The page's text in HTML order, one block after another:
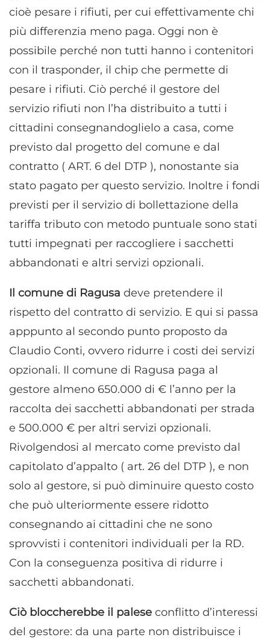
cioè pesare i rifiuti, per cui effettivamente chi
più differenzia meno paga. Oggi non è
possibile perché non tutti hanno i contenitori
con il trasponder, il chip che permette di
pesare i rifiuti. Ciò perché il gestore del
servizio rifiuti non l’ha distribuito a tutti i
cittadini consegnandoglielo a casa, come
previsto dal progetto del comune e dal
contratto ( ART. 6 del DTP ), nonostante sia
stato pagato per questo servizio. Inoltre i fondi
previsti per il servizio di bollettazione della
tariffa tributo con metodo puntuale sono stati
tutti impegnati per raccogliere i sacchetti
abbandonati e altri servizi opzionali.
Il comune di Ragusa deve pretendere il
rispetto del contratto di servizio. E qui si passa
apppunto al secondo punto proposto da
Claudio Conti, ovvero ridurre i costi dei servizi
opzionali. Il comune di Ragusa paga al
gestore almeno 650.000 di € l’anno per la
raccolta dei sacchetti abbandonati per strada
e 500.000 € per altri servizi opzionali.
Rivolgendosi al mercato come previsto dal
capitolato d’appalto ( art. 26 del DTP ), e non
solo al gestore, si può diminuire questo costo
che può ulteriormente essere ridotto
consegnando ai cittadini che ne sono
sprovvisti i contenitori individuali per la RD.
Con la conseguenza positiva di ridurre i
sacchetti abbandonati.
Ciò bloccherebbe il palese conflitto d’interessi
del gestore: da una parte non distribuisce i